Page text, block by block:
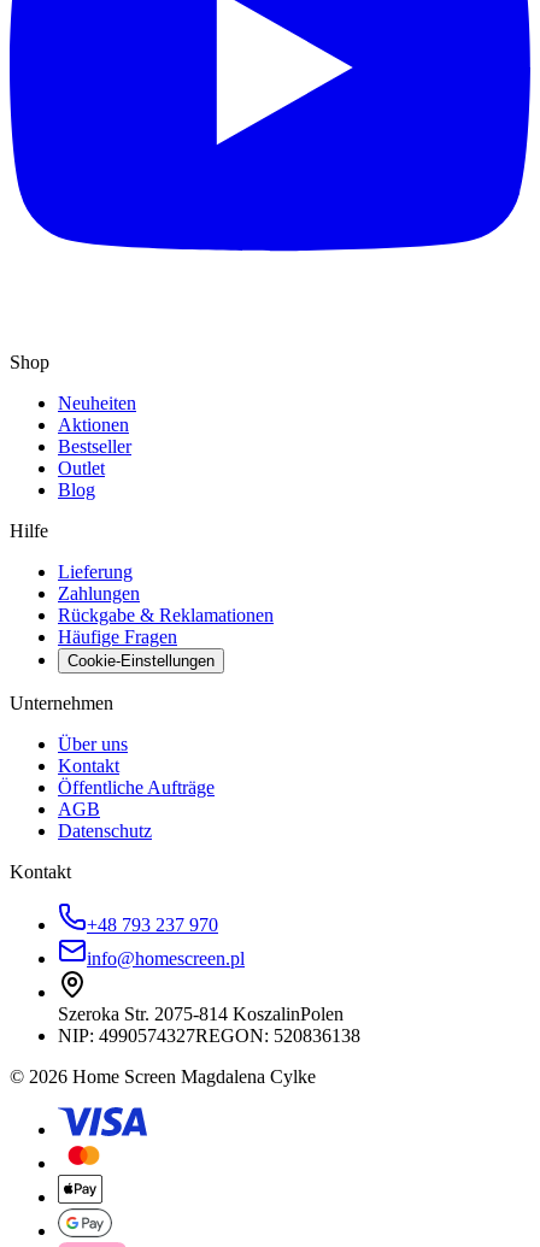
Shop
Neuheiten
Aktionen
Bestseller
Outlet
Blog
Hilfe
Lieferung
Zahlungen
Rückgabe & Reklamationen
Häufige Fragen
Cookie-Einstellungen
Unternehmen
Über uns
Kontakt
Öffentliche Aufträge
AGB
Datenschutz
Kontakt
+48 793 237 970
info@homescreen.pl
Szeroka Str. 2075-814 KoszalinPolen
NIP: 4990574327REGON: 520836138
© 2026 Home Screen Magdalena Cylke